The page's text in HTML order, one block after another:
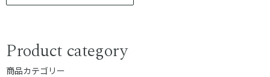
Product category
商品カテゴリー